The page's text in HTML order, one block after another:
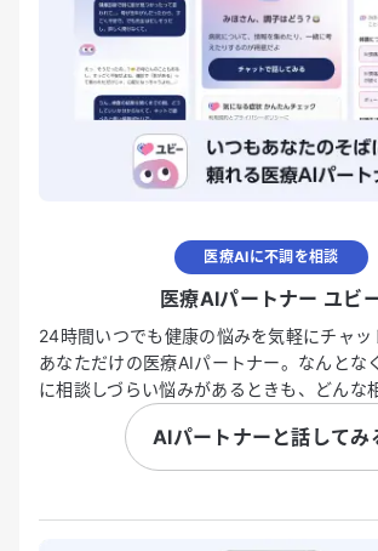
医療AIに不調を相談
医療AIパートナー ユビ
24時間いつでも健康の悩みを気軽にチャッ
あなただけの医療AIパートナー。なんとな
に相談しづらい悩みがあるときも、どんな
AIパートナーと話してみ